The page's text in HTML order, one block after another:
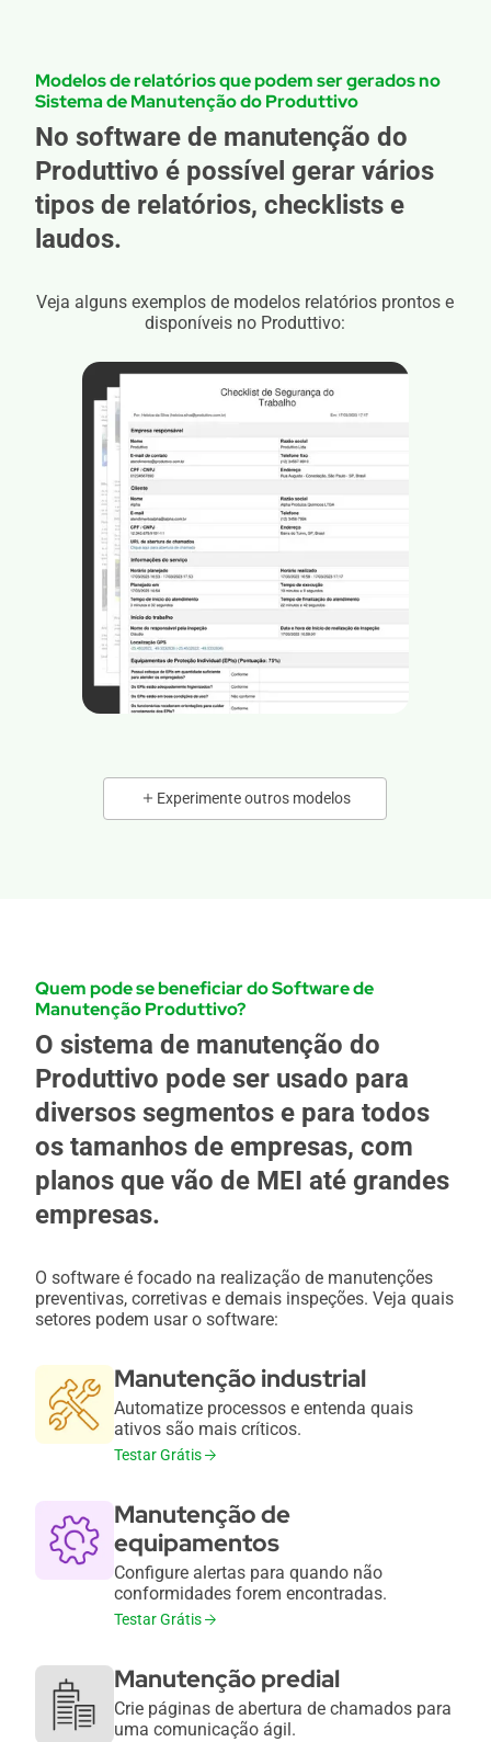
Modelos de relatórios que podem ser gerados no
Sistema de Manutenção do Produttivo
No software de manutenção do
Produttivo é possível gerar vários
tipos de relatórios, checklists e
laudos.
Veja alguns exemplos de modelos relatórios prontos e
disponíveis no Produttivo:
Experimente outros modelos
Quem pode se beneficiar do Software de
Manutenção Produttivo?
O sistema de manutenção do
Produttivo pode ser usado para
diversos segmentos e para todos
os tamanhos de empresas, com
planos que vão de MEI até grandes
empresas.
O software é focado na realização de manutenções
preventivas, corretivas e demais inspeções. Veja quais
setores podem usar o software:
Manutenção industrial
Automatize processos e entenda quais
ativos são mais críticos.
Testar Grátis
Manutenção de
equipamentos
Configure alertas para quando não
conformidades forem encontradas.
Testar Grátis
Manutenção predial
Crie páginas de abertura de chamados para
uma comunicação ágil.